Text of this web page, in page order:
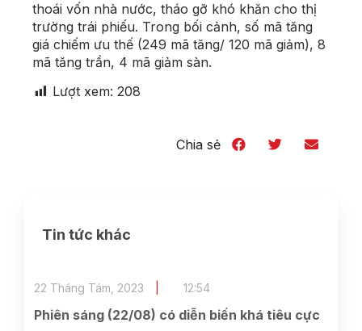
thoái vốn nhà nước, tháo gỡ khó khăn cho thị
trường trái phiếu. Trong bối cảnh, số mã tăng
giá chiếm ưu thế (249 mã tăng/ 120 mã giảm), 8
mã tăng trần, 4 mã giảm sàn.
Lượt xem: 208
Chia sẻ
Tin tức khác
Phiên sáng (22/08) có diễn biến khá tiêu cực
22 Tháng Tám, 2023 12:54